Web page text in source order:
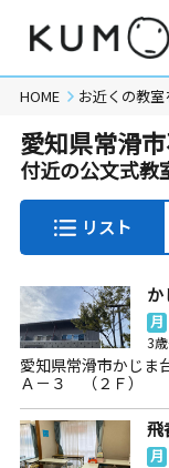
HOME お近くの教室
愛知県常滑
付近の公文式教
リスト
か
月
3
愛知県常滑市かじ
Ａ－３ （２Ｆ）
飛
月